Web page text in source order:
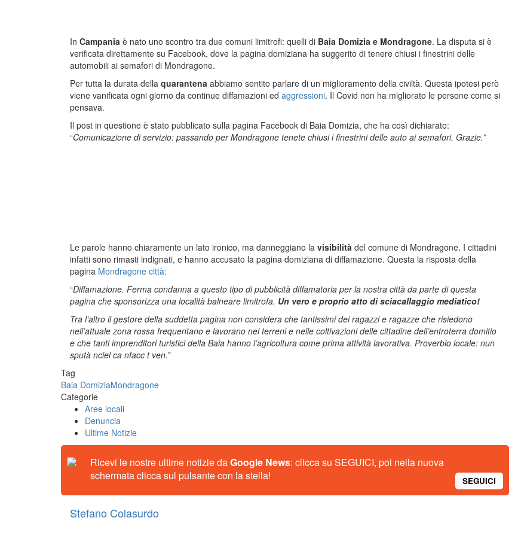
In Campania è nato uno scontro tra due comuni limitrofi: quelli di Baia Domizia e Mondragone. La disputa si è
verificata direttamente su Facebook, dove la pagina domiziana ha suggerito di tenere chiusi i finestrini delle
automobili ai semafori di Mondragone.
Per tutta la durata della quarantena abbiamo sentito parlare di un miglioramento della civiltà. Questa ipotesi però
viene vanificata ogni giorno da continue diffamazioni ed aggressioni. Il Covid non ha migliorato le persone come si
pensava.
Il post in questione è stato pubblicato sulla pagina Facebook di Baia Domizia, che ha così dichiarato:
“Comunicazione di servizio: passando per Mondragone tenete chiusi i finestrini delle auto ai semafori. Grazie.”
Le parole hanno chiaramente un lato ironico, ma danneggiano la visibilità del comune di Mondragone. I cittadini
infatti sono rimasti indignati, e hanno accusato la pagina domiziana di diffamazione. Questa la risposta della
pagina Mondragone città:
“Diffamazione. Ferma condanna a questo tipo di pubblicità diffamatoria per la nostra città da parte di questa
pagina che sponsorizza una località balneare limitrofa. Un vero e proprio atto di sciacallaggio mediatico!
Tra l’altro il gestore della suddetta pagina non considera che tantissimi dei ragazzi e ragazze che risiedono
nell’attuale zona rossa frequentano e lavorano nei terreni e nelle coltivazioni delle cittadine dell’entroterra domitio
e che tanti imprenditori turistici della Baia hanno l’agricoltura come prima attività lavorativa. Proverbio locale: nun
sputà nciel ca nfacc t ven.”
Tag
Baia DomiziaMondragone
Categorie
Aree locali
Denuncia
Ultime Notizie
Ricevi le nostre ultime notizie daGoogle News: clicca su SEGUICI, poi nella nuova
schermata clicca sul pulsante con la stella!
SEGUICI
Stefano Colasurdo